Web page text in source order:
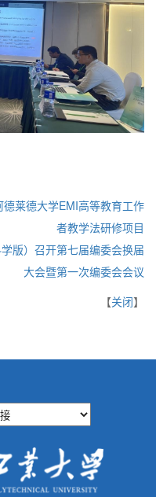
莱德大学EMI高等教育工作
者教学法研修项目
版）召开第七届编委会换届
大会暨第一次编委会会议
【关闭】